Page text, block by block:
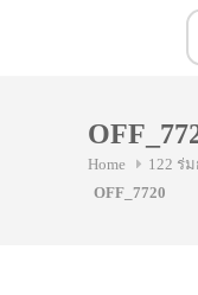
Home
122 ร่
OFF_7720